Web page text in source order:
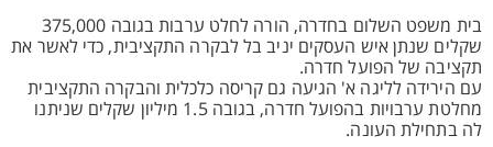
בית משפט השלום בחדרה, הורה לחלט ערבות בגובה 375,000
שקלים שנתן איש העסקים יניב בל לבקרה התקציבית, כדי לאשר את
תקציבה של הפועל חדרה.
עם הירידה לליגה א' הגיעה גם קריסה כלכלית והבקרה התקציבית
מחלטת ערבויות בהפועל חדרה, בגובה 1.5 מיליון שקלים שניתנו
לה בתחילת העונה.